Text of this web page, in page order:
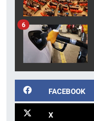
6
FACEBOOK
X